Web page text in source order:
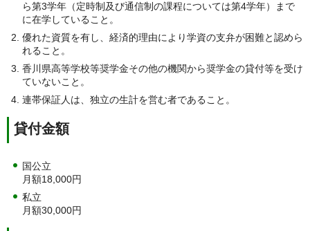
ら第3学年（定時制及び通信制の課程については第4学年）まで
に在学していること。
優れた資質を有し、経済的理由により学資の支弁が困難と認めら
れること。
香川県高等学校等奨学金その他の機関から奨学金の貸付等を受け
ていないこと。
連帯保証人は、独立の生計を営む者であること。
貸付金額
国公立
月額18,000円
私立
月額30,000円